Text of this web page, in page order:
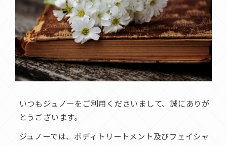
いつもジュノーをご利用くださいまして、誠にありが
とうございます。
ジュノーでは、ボディトリートメント及びフェイシャ